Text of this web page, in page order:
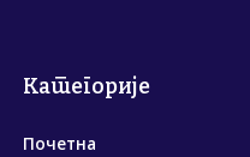
Категорије
Почетна